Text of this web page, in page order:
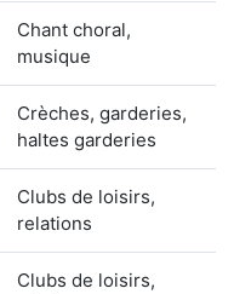
Chant choral,
musique
Crèches, garderies,
haltes garderies
Clubs de loisirs,
relations
Clubs de loisirs,